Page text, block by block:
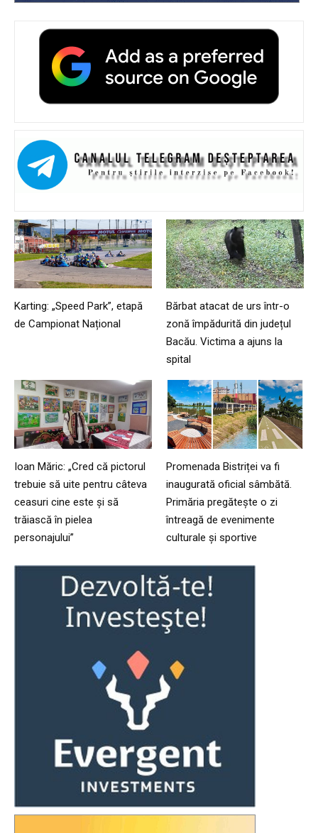
Karting: „Speed Park”, etapă
de Campionat Național
Bărbat atacat de urs într-o
zonă împădurită din județul
Bacău. Victima a ajuns la
spital
Ioan Măric: „Cred că pictorul
trebuie să uite pentru câteva
ceasuri cine este și să
trăiască în pielea
personajului”
Promenada Bistriței va fi
inaugurată oficial sâmbătă.
Primăria pregătește o zi
întreagă de evenimente
culturale și sportive